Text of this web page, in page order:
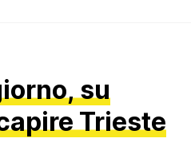
su
Trieste